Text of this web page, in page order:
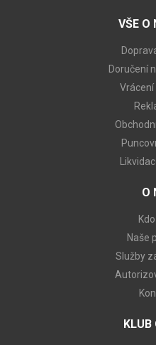
VŠE O
Doručení
Vrácení
O
Naše
Služby
KLUB